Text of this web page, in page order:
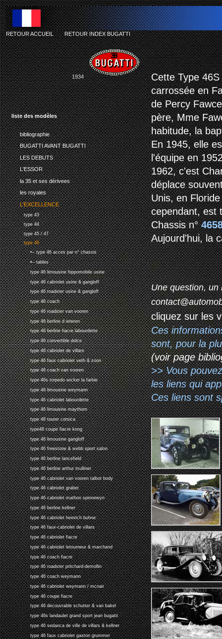
liste des modèles
bibliographie
BUGATTI AVANT BUGATTI
LES DEBUTS
L'ESSOR
la 35 et ses dérivees
les royales
L'EXCELLENCE
type 43
type 44
type 45 / 47
type 46
•-- type 46 acces par n° chassis
•-- tables
type 46 limousine hippomobile usine
type 46 cabriolet usine & gangloff
type 46 roadster usine & gangloff
type 46 coach
type 46 roadster van vooren
type 46 berline d ieteren
type 46 berline fiacre labourdette
type 46 convertible dolce
type 46 cabriolet de villars
type 46 faux cabriolet veth & zoon
type 46 coach van vooren
type 46s torpedo wicker la farbie
type 46 limousine weymann
type 46 cabriolet labourdette
type 46 limousine maythorn
type 46 tourer corsica
type46 coupe fiacre kong
type 46 limousine gangloff
type 46 freestone & webb sport salon
type 46 berline lancefield
type 46 berline arthur mulliner
type 46 cabriolet van vooren talbot body
type 46 cabriolet graber
type 46 cabriolet mathon spinnewyn
type 46 berline kellner
type 46 cabriolet heinrich buhne
type 46 faux-cabriolet de villars
type 46 cabriolet fiacre
type 46 cabriolet letourneur & marchand
type 46 coach fiacre
type 46 roadster pritchard-demollin
type 46 coach weymann
type 46 cabriolet weymann / mcnair
type 46 coupe fiacre
type 46 decouvrable schutter & van bakel
type 46s landaulet grand sport jean bugatti
type 46 sedanca de ville de villars & kellner
type 46 faux cabriolet gaston grummer
RETOUR ACCUEIL-RETOUR INDEX BUGATTI
1934
Cette Type
carrossée en
de Percy
père, Mme
habitude, la
En 1945, elle
l'équipe en
1962, c'est
déplace
Unis, en
cependant, est
Chassis n°
Aujourd'hui, la
Une question, un
cliquez sur les
Ces
sont, pour la
(voir page
>> Vous
les liens qui
Ces liens sont